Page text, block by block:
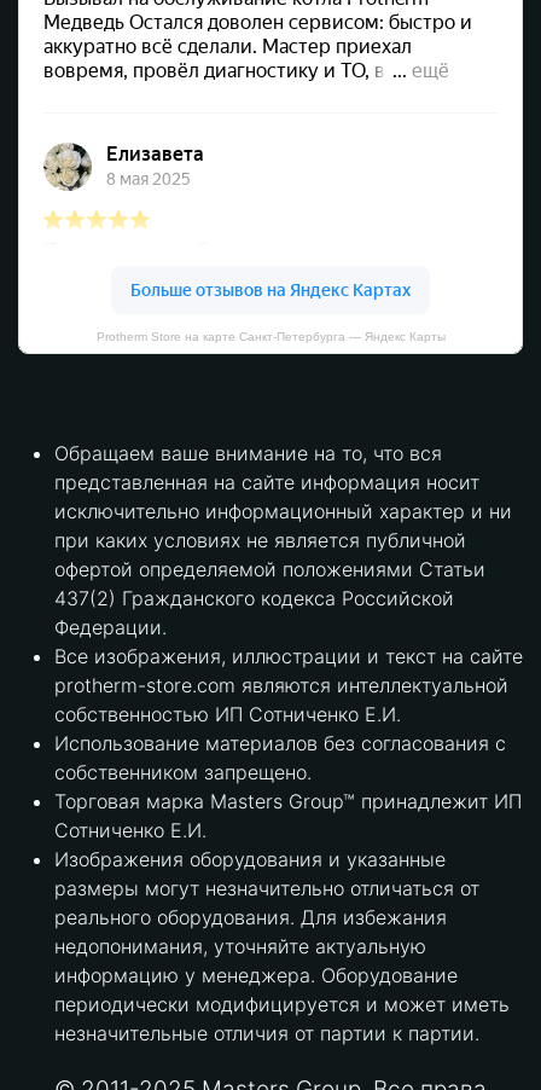
Protherm Store на карте Санкт‑Петербурга — Яндекс Карты
Обращаем ваше внимание на то, что вся
представленная на сайте информация носит
исключительно информационный характер и ни
при каких условиях не является публичной
офертой определяемой положениями Статьи
437(2) Гражданского кодекса Российской
Федерации.
Все изображения, иллюстрации и текст на сайте
protherm-store.com являются интеллектуальной
собственностью ИП Сотниченко Е.И.
Использование материалов без согласования с
собственником запрещено.
Торговая марка Masters Group™ принадлежит ИП
Сотниченко Е.И.
Изображения оборудования и указанные
размеры могут незначительно отличаться от
реального оборудования. Для избежания
недопонимания, уточняйте актуальную
информацию у менеджера. Оборудование
периодически модифицируется и может иметь
незначительные отличия от партии к партии.